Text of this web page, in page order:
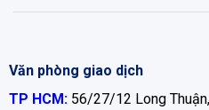
Văn phòng giao dịch
TP HCM: 56/27/12 Long